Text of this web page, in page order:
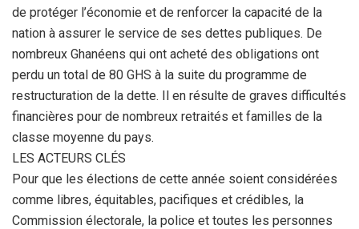
de protéger l’économie et de renforcer la capacité de la
nation à assurer le service de ses dettes publiques. De
nombreux Ghanéens qui ont acheté des obligations ont
perdu un total de 80 GHS à la suite du programme de
restructuration de la dette. Il en résulte de graves difficultés
financières pour de nombreux retraités et familles de la
classe moyenne du pays.
LES ACTEURS CLÉS
Pour que les élections de cette année soient considérées
comme libres, équitables, pacifiques et crédibles, la
Commission électorale, la police et toutes les personnes